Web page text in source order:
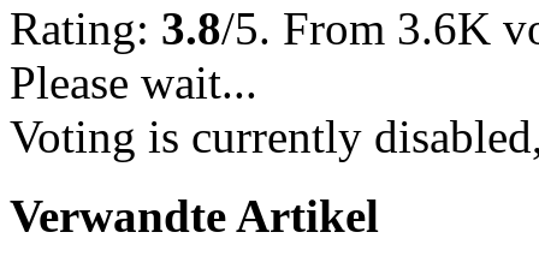
Rating: 3.8/5. From 3.6K
Please wait...
Voting is currently
Verwandte Artikel